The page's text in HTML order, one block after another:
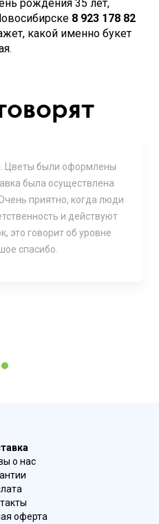
рождения 35 лет,
8 923 178 82
какой именно букет
Цветы были оформлены
была осуществлена
приятно, когда люди
и действуют
это говорит об уровне
спасибо.
1
о нас
оферта